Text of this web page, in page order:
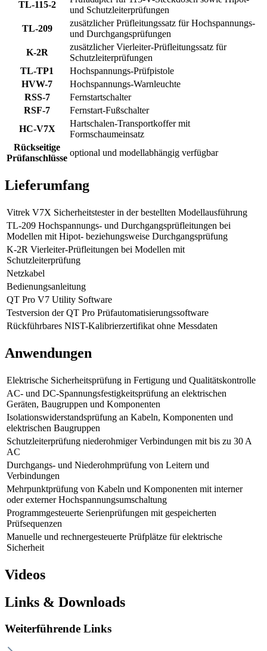
TL-115-2
und Schutzleiterprüfungen
TL-209
zusätzlicher Prüfleitungssatz für Hochspannungs-
und Durchgangsprüfungen
K-2R
zusätzlicher Vierleiter-Prüfleitungssatz für
Schutzleiterprüfungen
TL-TP1
Hochspannungs-Prüfpistole
HVW-7
Hochspannungs-Warnleuchte
RSS-7
Fernstartschalter
RSF-7
Fernstart-Fußschalter
HC-V7X
Hartschalen-Transportkoffer mit
Formschaumeinsatz
Rückseitige
Prüfanschlüsse
optional und modellabhängig verfügbar
Lieferumfang
Vitrek V7X Sicherheitstester in der bestellten Modellausführung
TL-209 Hochspannungs- und Durchgangsprüfleitungen bei
Modellen mit Hipot- beziehungsweise Durchgangsprüfung
K-2R Vierleiter-Prüfleitungen bei Modellen mit
Schutzleiterprüfung
Netzkabel
Bedienungsanleitung
QT Pro V7 Utility Software
Testversion der QT Pro Prüfautomatisierungssoftware
Rückführbares NIST-Kalibrierzertifikat ohne Messdaten
Anwendungen
Elektrische Sicherheitsprüfung in Fertigung und Qualitätskontrolle
AC- und DC-Spannungsfestigkeitsprüfung an elektrischen
Geräten, Baugruppen und Komponenten
Isolationswiderstandsprüfung an Kabeln, Komponenten und
elektrischen Baugruppen
Schutzleiterprüfung niederohmiger Verbindungen mit bis zu 30 A
AC
Durchgangs- und Niederohmprüfung von Leitern und
Verbindungen
Mehrpunktprüfung von Kabeln und Komponenten mit interner
oder externer Hochspannungsumschaltung
Programmgesteuerte Serienprüfungen mit gespeicherten
Prüfsequenzen
Manuelle und rechnergesteuerte Prüfplätze für elektrische
Sicherheit
Videos
Links & Downloads
Weiterführende Links